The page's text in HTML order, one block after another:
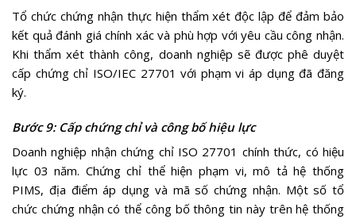
Tổ chức chứng nhận thực hiện thẩm xét độc lập để đảm bảo
kết quả đánh giá chính xác và phù hợp với yêu cầu công nhận.
Khi thẩm xét thành công, doanh nghiệp sẽ được phê duyệt
cấp chứng chỉ ISO/IEC 27701 với phạm vi áp dụng đã đăng
ký.
Bước 9: Cấp chứng chỉ và công bố hiệu lực
Doanh nghiệp nhận chứng chỉ ISO 27701 chính thức, có hiệu
lực 03 năm. Chứng chỉ thể hiện phạm vi, mô tả hệ thống
PIMS, địa điểm áp dụng và mã số chứng nhận. Một số tổ
chức chứng nhận có thể công bố thông tin này trên hệ thống